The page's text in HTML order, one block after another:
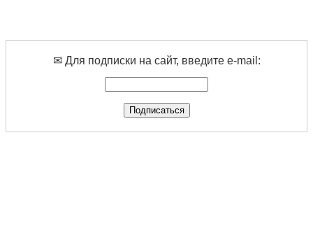
✉ Для подписки на сайт, введите e-mail: